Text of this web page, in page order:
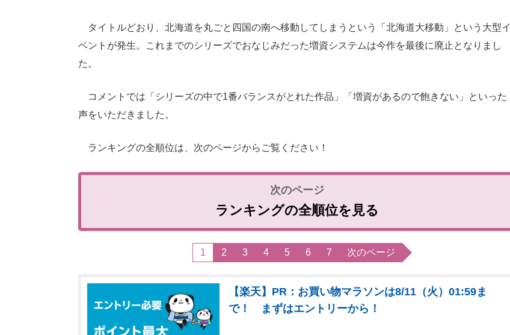
タイトルどおり、北海道を丸ごと四国の南へ移動してしまうという「北海道大移動」という大型イ
ベントが発生。これまでのシリーズでおなじみだった増資システムは今作を最後に廃止となりまし
た。
コメントでは「シリーズの中で1番バランスがとれた作品」「増資があるので飽きない」といった
声をいただきました。
ランキングの全順位は、次のページからご覧ください！
ランキングの全順位を見る
1 2 3 4 5 6 7 次のページ
【楽天】PR：お買い物マラソンは8/11（火）01:59ま
で！ まずはエントリーから！